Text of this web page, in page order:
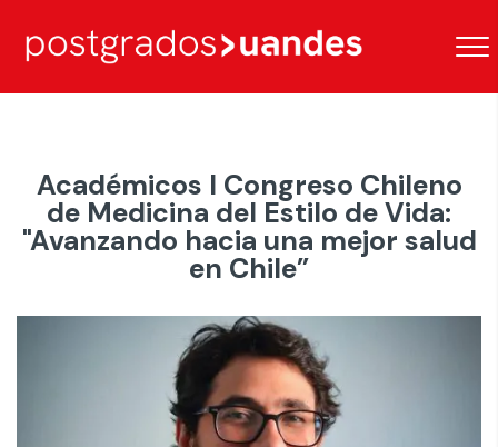
Académicos I Congreso Chileno
de Medicina del Estilo de Vida:
"Avanzando hacia una mejor salud
en Chile”